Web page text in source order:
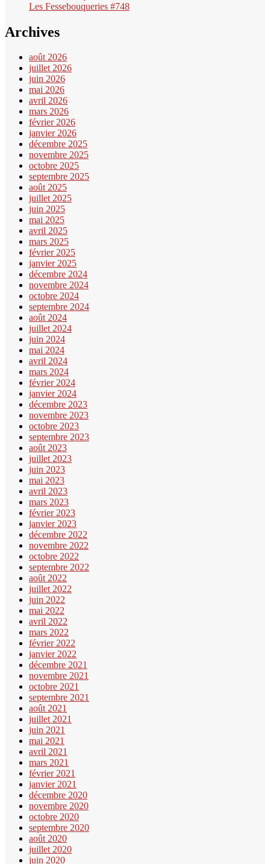
Les Fessebouqueries #748
Archives
août 2026
juillet 2026
juin 2026
mai 2026
avril 2026
mars 2026
février 2026
janvier 2026
décembre 2025
novembre 2025
octobre 2025
septembre 2025
août 2025
juillet 2025
juin 2025
mai 2025
avril 2025
mars 2025
février 2025
janvier 2025
décembre 2024
novembre 2024
octobre 2024
septembre 2024
août 2024
juillet 2024
juin 2024
mai 2024
avril 2024
mars 2024
février 2024
janvier 2024
décembre 2023
novembre 2023
octobre 2023
septembre 2023
août 2023
juillet 2023
juin 2023
mai 2023
avril 2023
mars 2023
février 2023
janvier 2023
décembre 2022
novembre 2022
octobre 2022
septembre 2022
août 2022
juillet 2022
juin 2022
mai 2022
avril 2022
mars 2022
février 2022
janvier 2022
décembre 2021
novembre 2021
octobre 2021
septembre 2021
août 2021
juillet 2021
juin 2021
mai 2021
avril 2021
mars 2021
février 2021
janvier 2021
décembre 2020
novembre 2020
octobre 2020
septembre 2020
août 2020
juillet 2020
juin 2020